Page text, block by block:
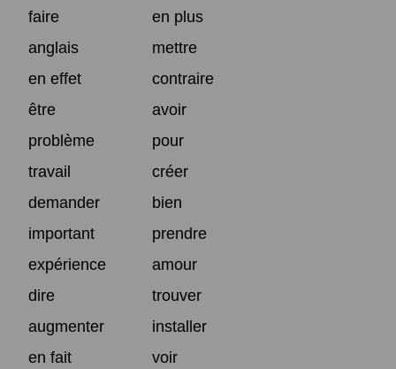
faire
en plus
anglais
mettre
en effet
contraire
être
avoir
problème
pour
travail
créer
demander
bien
important
prendre
expérience
amour
dire
trouver
augmenter
installer
en fait
voir